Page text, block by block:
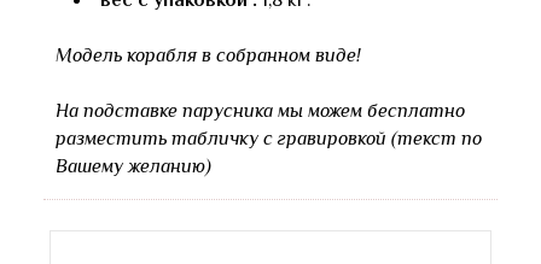
Модель корабля в собранном виде!
На подставке парусника мы можем бесплатно
разместить табличку с гравировкой (текст по
Вашему желанию)